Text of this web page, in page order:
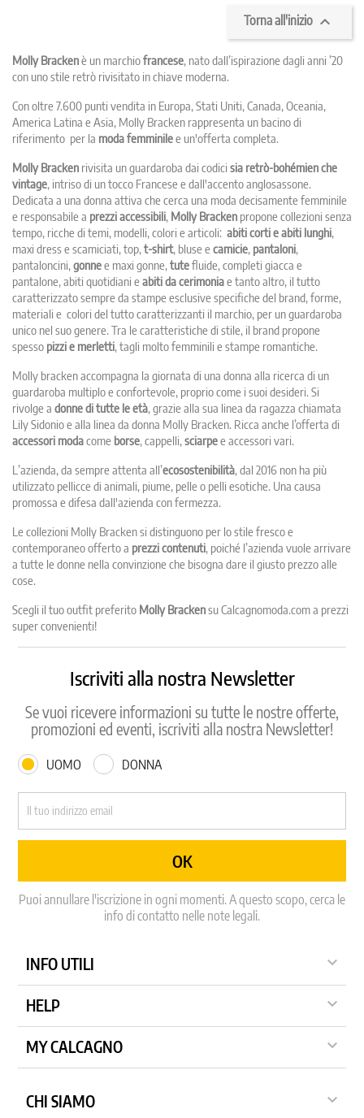
Molly Brackenè un marchiofrancese, nato dall’ispirazione dagli anni ’20
con uno stile retrò rivisitato in chiave moderna.
Con oltre 7.600 punti vendita in Europa, Stati Uniti, Canada, Oceania,
America Latina e Asia, Molly Bracken rappresenta un bacino di
riferimento per la moda femminilee un'offerta completa.
Molly Bracken rivisita un guardaroba dai codici sia retrò-bohémien che
vintage, intriso di un tocco Francese e dall'accento anglosassone.
Dedicata a una donna attiva che cerca una moda decisamente femminile
e responsabile a prezzi accessibili, Molly Bracken propone collezioni senza
tempo, ricche di temi, modelli, colori e articoli: abiti corti e abiti lunghi,
maxi dress e scamiciati, top, t-shirt, bluse e camicie, pantaloni,
pantaloncini, gonnee maxi gonne, tutefluide, completi giacca e
pantalone, abiti quotidiani e abiti da cerimoniae tanto altro, il tutto
caratterizzato sempre da stampe esclusive specifiche del brand, forme,
materiali e colori del tutto caratterizzanti il marchio, per un guardaroba
unico nel suo genere. Tra le caratteristiche di stile, il brand propone
spesso pizzi e merletti, tagli molto femminili e stampe romantiche.
Molly bracken accompagna la giornata di una donna alla ricerca di un
guardaroba multiplo e confortevole, proprio come i suoi desideri. Si
rivolge a donne di tutte le età, grazie alla sua linea da ragazza chiamata
Lily Sidonio e alla linea da donna Molly Bracken. Ricca anche l’offerta di
accessori modacome borse, cappelli, sciarpee accessori vari.
L’azienda, da sempre attenta all’ecosostenibilità, dal 2016 non ha più
utilizzato pellicce di animali, piume, pelle o pelli esotiche. Una causa
promossa e difesa dall'azienda con fermezza.
Le collezioni Molly Bracken si distinguono per lo stile fresco e
contemporaneo offerto a prezzi contenuti, poiché l’azienda vuole arrivare
a tutte le donne nella convinzione che bisogna dare il giusto prezzo alle
cose.
Scegli il tuo outfit preferito Molly Brackensu Calcagnomoda.com a prezzi
super convenienti!
Torna all'inizio 
Iscriviti alla nostra Newsletter
Se vuoi ricevere informazioni su tutte le nostre offerte,
promozioni ed eventi, iscriviti alla nostra Newsletter!
UOMO DONNA
Puoi annullare l'iscrizione in ogni momenti. A questo scopo, cerca le
info di contatto nelle note legali.
INFO UTILI 
HELP 
MY CALCAGNO 
CHI SIAMO 